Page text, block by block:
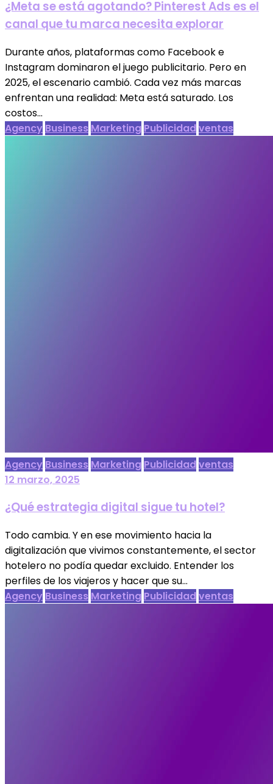
¿Meta se está agotando? Pinterest Ads es el
canal que tu marca necesita explorar
Durante años, plataformas como Facebook e
Instagram dominaron el juego publicitario. Pero en
2025, el escenario cambió. Cada vez más marcas
enfrentan una realidad: Meta está saturado. Los
costos...
Agency Business Marketing Publicidadventas
Agency Business Marketing Publicidadventas
12 marzo, 2025
¿Qué estrategia digital sigue tu hotel?
Todo cambia. Y en ese movimiento hacia la
digitalización que vivimos constantemente, el sector
hotelero no podía quedar excluido. Entender los
perfiles de los viajeros y hacer que su...
Agency Business Marketing Publicidadventas